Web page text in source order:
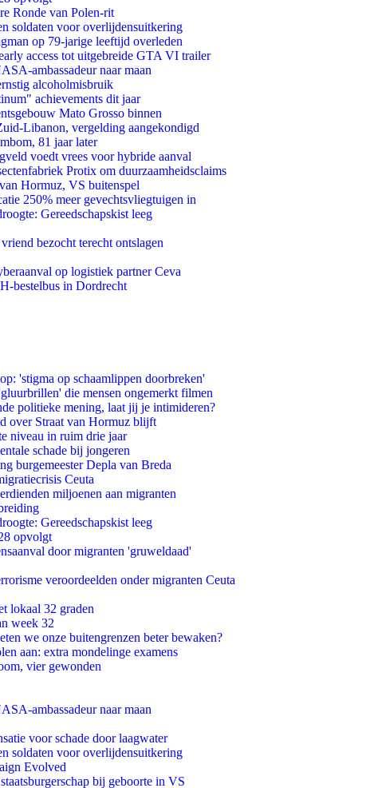
Ronde van Polen-rit
soldaten voor overlijdensuitkering
op 79-jarige leeftijd overleden
access tot uitgebreide GTA VI trailer
ambassadeur naar maan
alcoholmisbruik
achievements dit jaar
Mato Grosso binnen
Libanon, vergelding aangekondigd
81 jaar later
voedt vrees voor hybride aanval
Protix om duurzaamheidsclaims
Hormuz, VS buitenspel
250% meer gevechtsvliegtuigen in
Gereedschapskist leeg
bezocht terecht ontslagen
op logistiek partner Ceva
bestelbus in Dordrecht
'stigma op schaamlippen doorbreken'
die mensen ongemerkt filmen
politieke mening, laat jij je intimideren?
over Straat van Hormuz blijft
niveau in ruim drie jaar
schade bij jongeren
burgemeester Depla van Breda
Ceuta
miljoenen aan migranten
Gereedschapskist leeg
opvolgt
door migranten 'gruweldaad'
veroordeelden onder migranten Ceuta
lokaal 32 graden
week 32
we onze buitengrenzen beter bewaken?
aan: extra mondelinge examens
vier gewonden
ambassadeur naar maan
voor schade door laagwater
soldaten voor overlijdensuitkering
Evolved
bij geboorte in VS